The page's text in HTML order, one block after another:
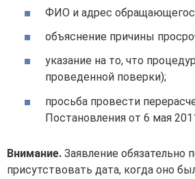
ФИО и адрес
объяснение причины
указание на то, что
проведенной поверки);
просьба провести
Постановления от 6 мая
Внимание. Заявление
присутствовать дата, когда оно